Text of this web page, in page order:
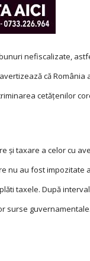
nefiscalizate,
că România
cetățenilor
și taxare a celor cu
nu au fost impozitate
taxele. După
surse guvernamentale.